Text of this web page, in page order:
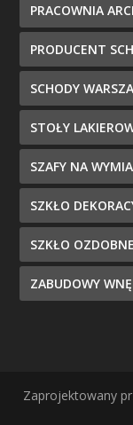
PRACOWNIA
PRODUCENT
SCHODY
STOŁY
SZAFY NA
SZKŁO
SZKŁO
ZABUDOWY
Zaprojektowany